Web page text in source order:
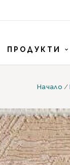
ПРОДУКТИ
Начало /